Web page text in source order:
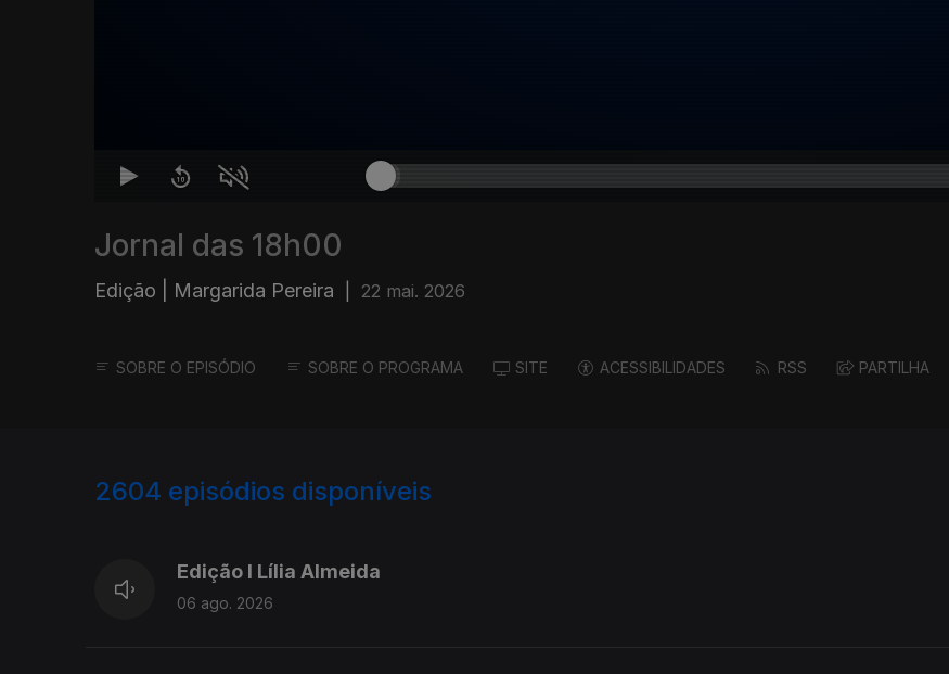
Jornal das 18h00
Edição | Margarida Pereira 22 mai. 2026
SOBRE O EPISÓDIO SOBRE O PROGRAMA SITE ACESSIBILIDADES RSS PARTILHA
2604 episódios disponíveis
Edição I Lília Almeida
06 ago. 2026